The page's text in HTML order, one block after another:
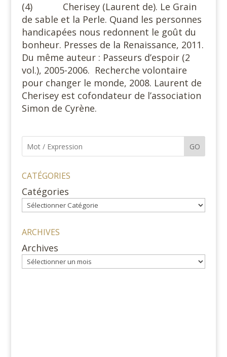
(4) Cherisey (Laurent de). Le Grain
de sable et la Perle. Quand les personnes
handicapées nous redonnent le goût du
bonheur. Presses de la Renaissance, 2011.
Du même auteur : Passeurs d’espoir (2
vol.), 2005-2006. Recherche volontaire
pour changer le monde, 2008. Laurent de
Cherisey est cofondateur de l’association
Simon de Cyrène.
GO
CATÉGORIES
Catégories
ARCHIVES
Archives